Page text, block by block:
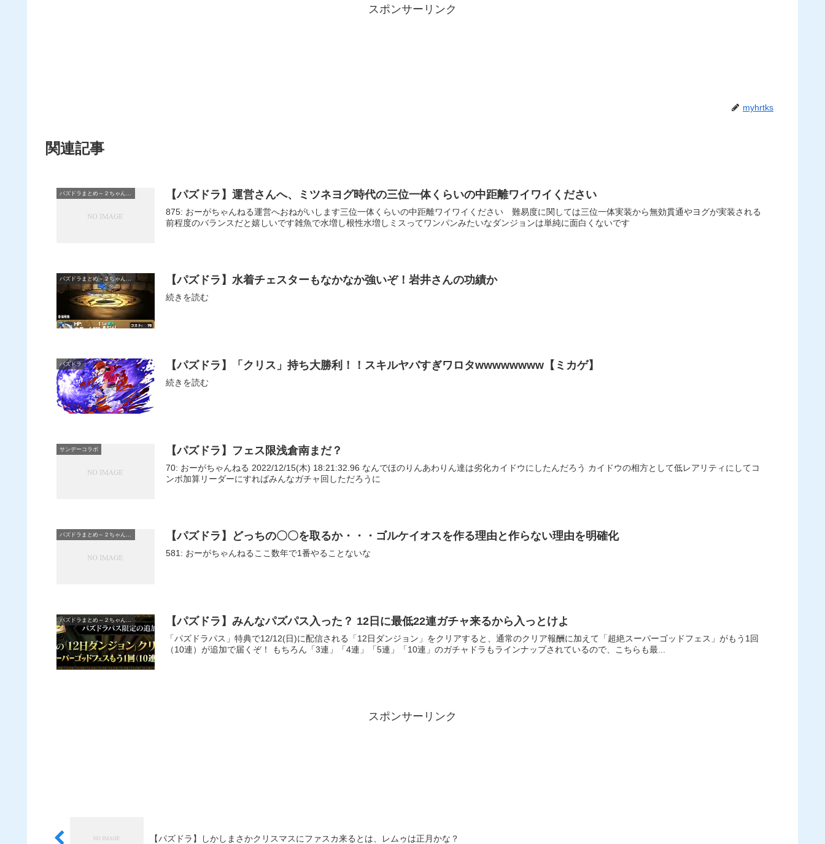
スポンサーリンク
myhrtks
関連記事
パズドラまとめ～２ちゃんねる 【パズドラ】運営さんへ、ミツネヨグ時代の三位一体くらいの中距離ワイワイください
875: おーがちゃんねる運営へおねがいします三位一体くらいの中距離ワイワイください 難易度に関しては三位一体実装から無効貫通やヨグが実装される
前程度のバランスだと嬉しいです雑魚で水増し根性水増しミスってワンパンみたいなダンジョンは単純に面白くないです
パズドラまとめ～２ちゃんねる 【パズドラ】水着チェスターもなかなか強いぞ！岩井さんの功績か
続きを読む
パズドラ 【パズドラ】「クリス」持ち大勝利！！スキルヤバすぎワロタwwwwwwww【ミカゲ】
続きを読む
サンデーコラボ 【パズドラ】フェス限浅倉南まだ？
70: おーがちゃんねる 2022/12/15(木) 18:21:32.96 なんでほのりんあわりん達は劣化カイドウにしたんだろう カイドウの相方として低レアリティにしてコ
ンボ加算リーダーにすればみんなガチャ回しただろうに
【パズドラ】どっちの〇〇を取るか・・・ゴルケイオスを作る理由と作らない理由を明確化
581: おーがちゃんねるここ数年で1番やることないな
【パズドラ】みんなパズパス入った？ 12日に最低22連ガチャ来るから入っとけよ
「パズドラパス」特典で12/12(日)に配信される「12日ダンジョン」をクリアすると、通常のクリア報酬に加えて「超絶スーパーゴッドフェス」がもう1回
（10連）が追加で届くぞ！ もちろん「3連」「4連」「5連」「10連」のガチャドラもラインナップされているので、こちらも最...
スポンサーリンク
【パズドラ】しかしまさかクリスマスにファスカ来るとは、レムゥは正月かな？